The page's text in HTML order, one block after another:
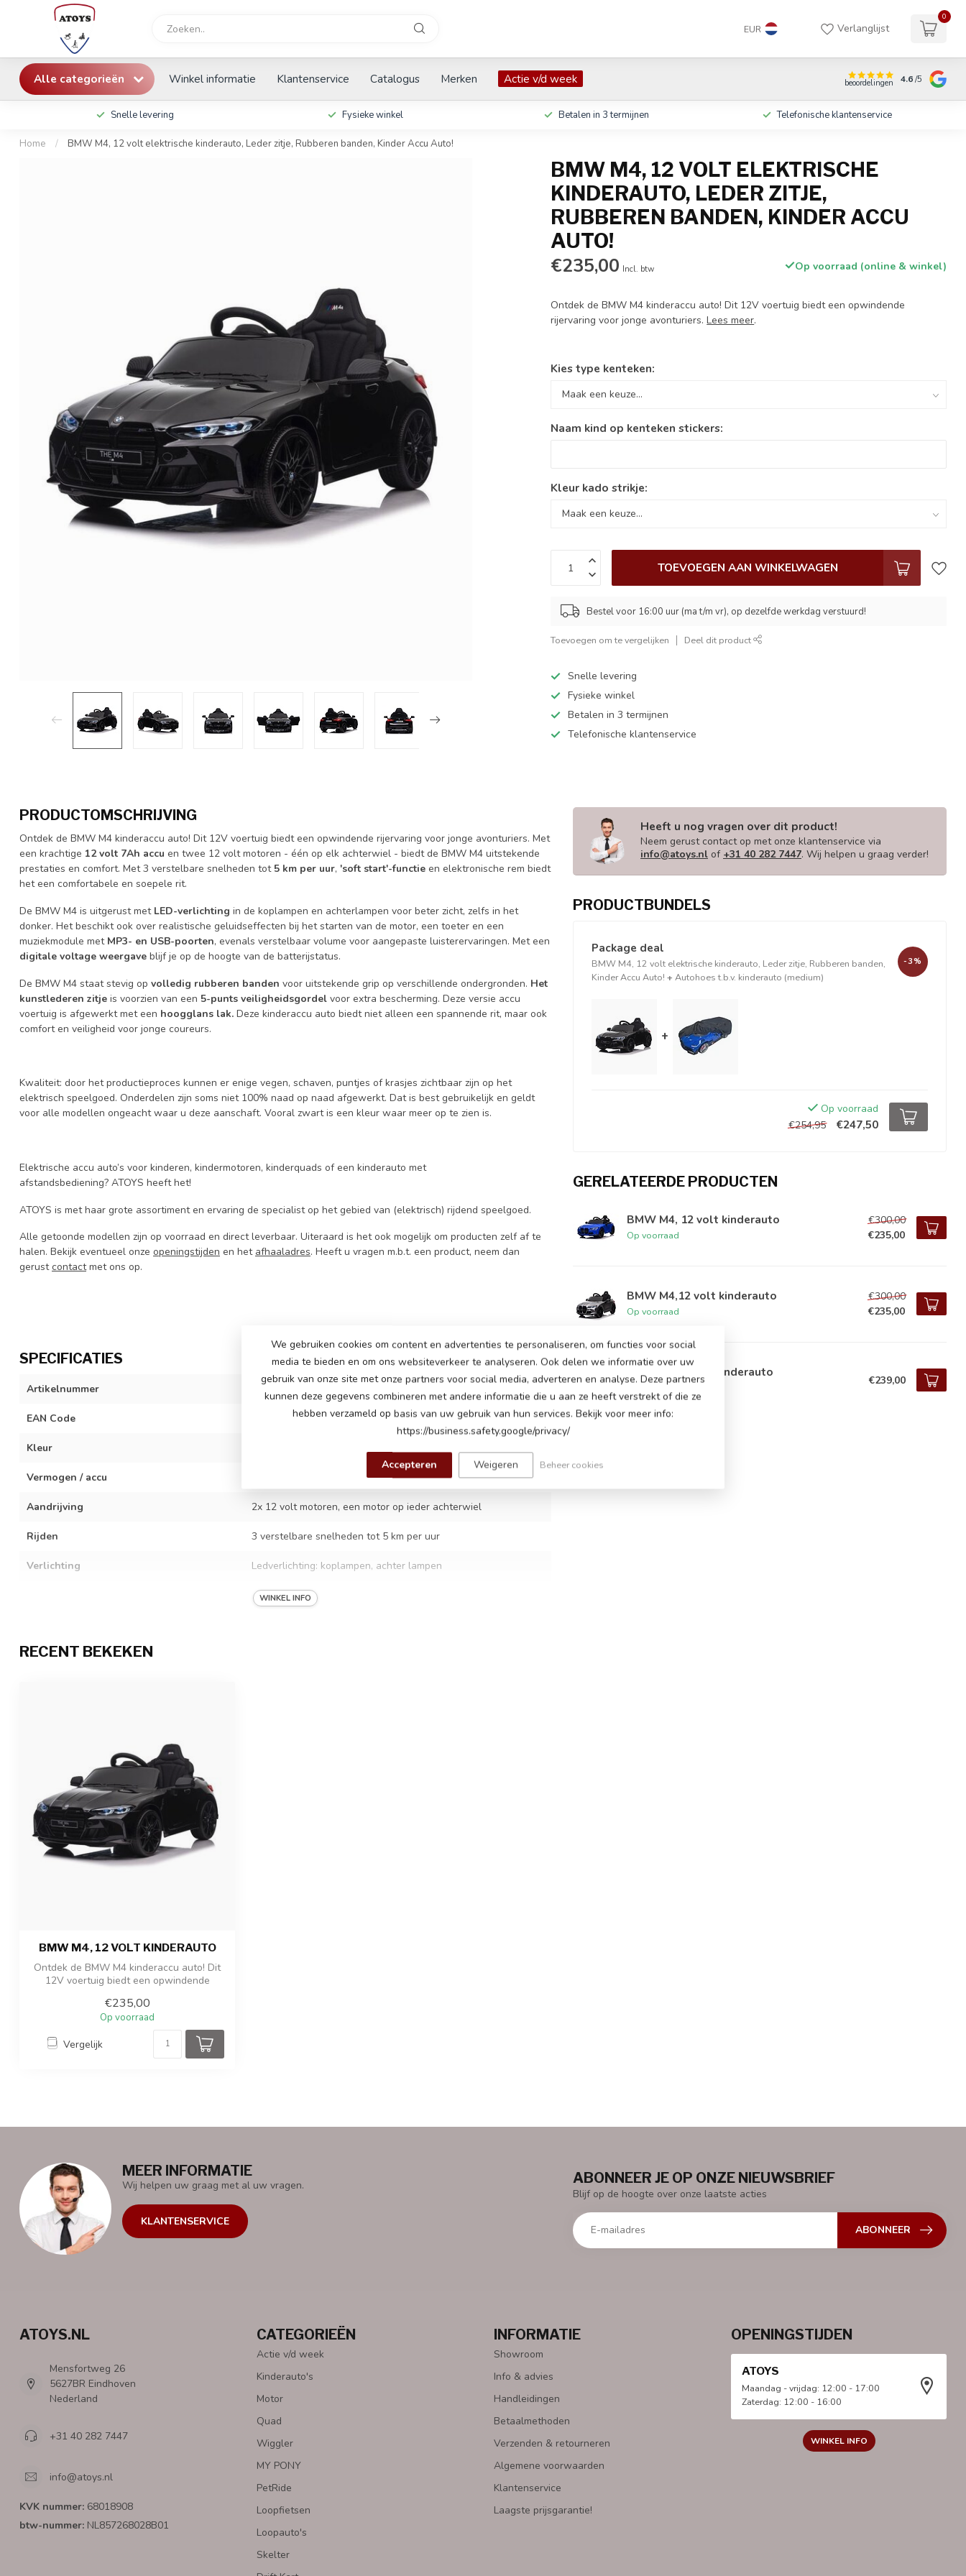
EUR Verlanglijst
0
Alle categorieën Winkel informatie Klantenservice Catalogus Merken Actie v/d week beoordelingen 4.6/5
Snelle levering Fysieke winkel Betalen in 3 termijnen Telefonische klantenservice
Home / BMW M4, 12 volt elektrische kinderauto, Leder zitje, Rubberen banden, Kinder Accu Auto!
BMW M4, 12 VOLT ELEKTRISCHE
KINDERAUTO, LEDER ZITJE,
RUBBEREN BANDEN, KINDER ACCU
AUTO!
€235,00 Incl. btw Op voorraad (online & winkel)
Ontdek de BMW M4 kinderaccu auto! Dit 12V voertuig biedt een opwindende
rijervaring voor jonge avonturiers.Lees meer.
Kies type kenteken:
Naam kind op kenteken stickers:
Kleur kado strikje:
TOEVOEGEN AAN WINKELWAGEN
Bestel voor 16:00 uur (ma t/m vr), op dezelfde werkdag verstuurd!
Toevoegen om te vergelijken Deel dit product
Snelle levering
Fysieke winkel
Betalen in 3 termijnen
Telefonische klantenservice
PRODUCTOMSCHRIJVING
Ontdek de BMW M4 kinderaccu auto! Dit 12V voertuig biedt een opwindende rijervaring voor jonge avonturiers. Met
een krachtige 12 volt 7Ah accu en twee 12 volt motoren - één op elk achterwiel - biedt de BMW M4 uitstekende
prestaties en comfort. Met 3 verstelbare snelheden tot 5 km per uur, 'soft start'-functie en elektronische rem biedt
het een comfortabele en soepele rit.
De BMW M4 is uitgerust met LED-verlichting in de koplampen en achterlampen voor beter zicht, zelfs in het
donker. Het beschikt ook over realistische geluidseffecten bij het starten van de motor, een toeter en een
muziekmodule met MP3- en USB-poorten, evenals verstelbaar volume voor aangepaste luisterervaringen. Met een
digitale voltage weergave blijf je op de hoogte van de batterijstatus.
De BMW M4 staat stevig op volledig rubberen banden voor uitstekende grip op verschillende ondergronden. Het
kunstlederen zitje is voorzien van een 5-punts veiligheidsgordel voor extra bescherming. Deze versie accu
voertuig is afgewerkt met een hoogglans lak. Deze kinderaccu auto biedt niet alleen een spannende rit, maar ook
comfort en veiligheid voor jonge coureurs.
Kwaliteit: door het productieproces kunnen er enige vegen, schaven, puntjes of krasjes zichtbaar zijn op het
elektrisch speelgoed. Onderdelen zijn soms niet 100% naad op naad afgewerkt. Dat is best gebruikelijk en geldt
voor alle modellen ongeacht waar u deze aanschaft. Vooral zwart is een kleur waar meer op te zien is.
Elektrische accu auto’s voor kinderen, kindermotoren, kinderquads of een kinderauto met
afstandsbediening? ATOYS heeft het!
ATOYS is met haar grote assortiment en ervaring de specialist op het gebied van (elektrisch) rijdend speelgoed.
Alle getoonde modellen zijn op voorraad en direct leverbaar. Uiteraard is het ook mogelijk om producten zelf af te
halen. Bekijk eventueel onze openingstijden en het afhaaladres. Heeft u vragen m.b.t. een product, neem dan
gerustcontactmet ons op.
SPECIFICATIES
Artikelnummer SX2418-black
EAN Code 7423442068019
Kleur
Vermogen / accu
Aandrijving 2x 12 volt motoren, een motor op ieder achterwiel
Rijden 3 verstelbare snelheden tot 5 km per uur
Verlichting Ledverlichting: koplampen, achter lampen
Volledig rubberen banden, kunstleder zitje met 5-punts
veiligheidsgordel, geveerde achterwielen
Afmetingen product
Afmetingen verpakking
Gewicht product / verpakking
WINKEL INFO
Heeft u nog vragen over dit product!
Neem gerust contact op met onze klantenservice via
info@atoys.nl of +31 40 282 7447. Wij helpen u graag verder!
PRODUCTBUNDELS
Package deal
BMW M4, 12 volt elektrische kinderauto, Leder zitje, Rubberen banden,
Kinder Accu Auto! + Autohoes t.b.v. kinderauto (medium)
-3%
+
Op voorraad
€254,95
€247,50
GERELATEERDE PRODUCTEN
BMW M4, 12 volt kinderauto
Op voorraad
€300,00
€235,00
BMW M4,12 volt kinderauto
Op voorraad
€300,00
€235,00
BMW i4, 12 volt kinderauto
Op voorraad
€239,00
RECENT BEKEKEN
BMW M4, 12 VOLT KINDERAUTO
Ontdek de BMW M4 kinderaccu auto! Dit
12V voertuig biedt een opwindende
€235,00
Op voorraad
Vergelijk
MEER INFORMATIE
Wij helpen uw graag met al uw vragen.
KLANTENSERVICE
ABONNEER JE OP ONZE NIEUWSBRIEF
Blijf op de hoogte over onze laatste acties
ABONNEER
ATOYS.NL
Mensfortweg 26
5627BR Eindhoven
Nederland
+31 40 282 7447
info@atoys.nl
KVK nummer: 68018908
btw-nummer: NL857268028B01
CATEGORIEËN
Actie v/d week
Kinderauto's
Motor
Quad
Wiggler
MY PONY
PetRide
Loopfietsen
Loopauto's
Skelter
INFORMATIE
Showroom
Info & advies
Handleidingen
Betaalmethoden
Verzenden & retourneren
Algemene voorwaarden
Klantenservice
Laagste prijsgarantie!
OPENINGSTIJDEN
ATOYS
Maandag - vrijdag: 12:00 - 17:00
Zaterdag: 12:00 - 16:00
WINKEL INFO
We gebruiken cookies om content en advertenties te personaliseren, om functies voor social
media te bieden en om ons websiteverkeer te analyseren. Ook delen we informatie over uw
gebruik van onze site met onze partners voor social media, adverteren en analyse. Deze partners
kunnen deze gegevens combineren met andere informatie die u aan ze heeft verstrekt of die ze
hebben verzameld op basis van uw gebruik van hun services. Bekijk voor meer info:
https://business.safety.google/privacy/
Accepteren Weigeren Beheer cookies